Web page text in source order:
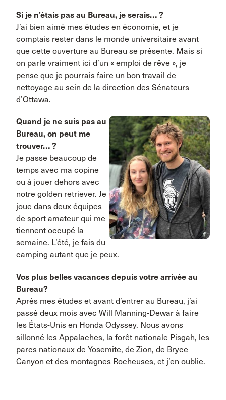
Si je n’étais pas au Bureau, je serais… ?
J’ai bien aimé mes études en économie, et je
comptais rester dans le monde universitaire avant
que cette ouverture au Bureau se présente. Mais si
on parle vraiment ici d’un « emploi de rêve », je
pense que je pourrais faire un bon travail de
nettoyage au sein de la direction des Sénateurs
d’Ottawa.
Quand je ne suis pas au
Bureau, on peut me
trouver… ?
Je passe beaucoup de
temps avec ma copine
ou à jouer dehors avec
notre golden retriever. Je
joue dans deux équipes
de sport amateur qui me
tiennent occupé la
semaine. L’été, je fais du
camping autant que je peux.
Vos plus belles vacances depuis votre arrivée au
Bureau?
Après mes études et avant d’entrer au Bureau, j’ai
passé deux mois avec Will Manning-Dewar à faire
les États-Unis en Honda Odyssey. Nous avons
sillonné les Appalaches, la forêt nationale Pisgah, les
parcs nationaux de Yosemite, de Zion, de Bryce
Canyon et des montagnes Rocheuses, et j’en oublie.